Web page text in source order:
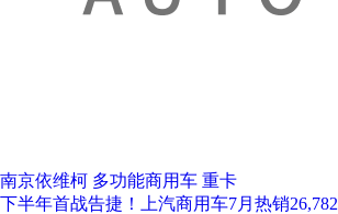
南京依维柯 多功能商用车 重卡
下半年首战告捷！上汽商用车7月热销